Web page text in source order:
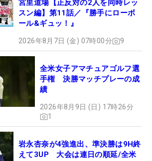
宮里道場【正反対の2人を同時レッ
スン編】第11話／『勝手にローボ
ール&ギュッ！』
2026年8月7日 (金) 07時00分 9
全米女子アマチュアゴルフ選
手権 決勝マッチプレーの成
績
2026年8月9日 (日) 17時26分
1
岩永杏奈が4強進出、準決勝は9H終
えて3UP 大会は連日の順延/全米